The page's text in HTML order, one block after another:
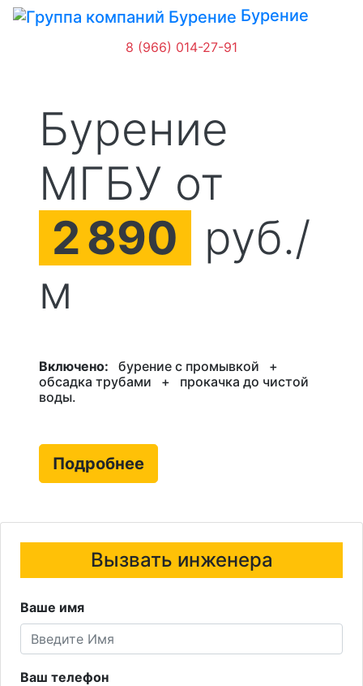
Бурение
8 (966) 014-27-91
Бурение
МГБУ от
2890 руб./
м
Включено: бурение с промывкой
+
обсадка трубами
+
прокачка до чистой
воды.
Подробнее
Вызвать инженера
Ваше имя
Ваш телефон